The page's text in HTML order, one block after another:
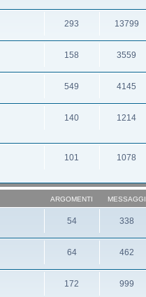
293 13799
158 3559
549 4145
140 1214
101 1078
ARGOMENTI MESSAGGI
54 338
64 462
172 999